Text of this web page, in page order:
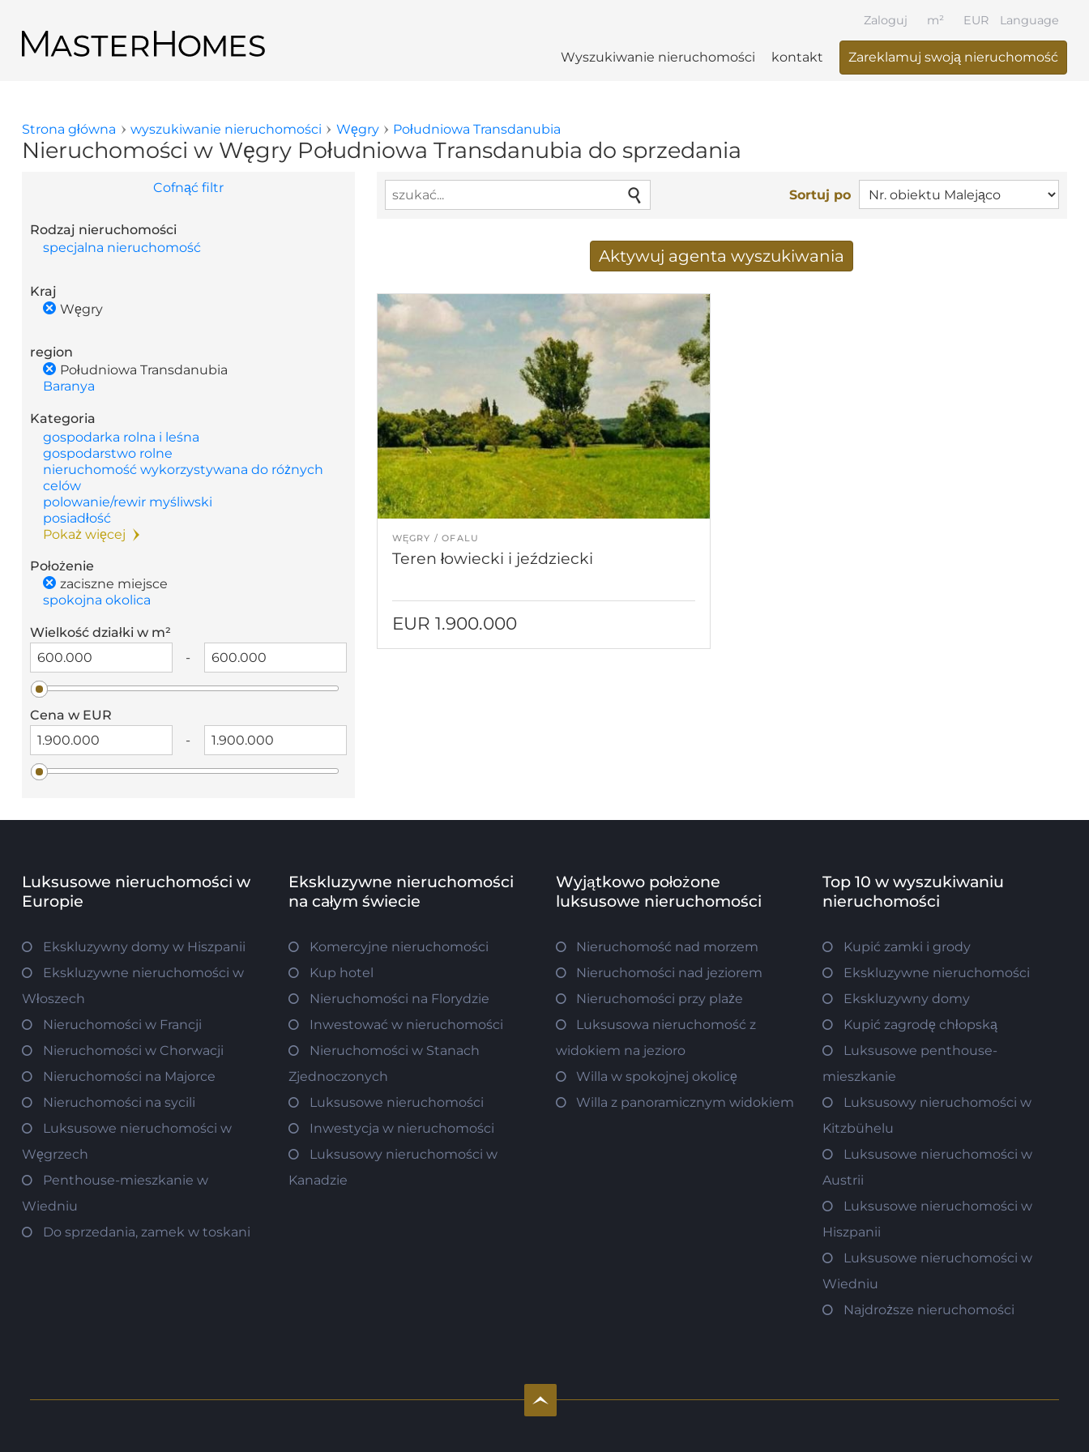
Language
Wyszukiwanie nieruchomości kontakt Zareklamuj swoją nieruchomość
Zaloguj EUR
m²
Powrót do wyników wyszukiwania
Jesteś tutaj
Strona główna wyszukiwanie nieruchomości Węgry Południowa Transdanubia
Nieruchomości w Węgry Południowa Transdanubia do sprzedania
Cofnąć filtr
Rodzaj nieruchomości
specjalna nieruchomość
Kraj
Węgry
region
Południowa Transdanubia
Baranya
Kategoria
gospodarka rolna i leśna
gospodarstwo rolne
nieruchomość wykorzystywana do różnych
celów
polowanie/rewir myśliwski
posiadłość
Pokaż więcej
Położenie
zaciszne miejsce
spokojna okolica
Wielkość działki w m²
-
Cena w EUR
-
Sortuj po
Aktywuj agenta wyszukiwania
Adres e-mail
WĘGRY OFALU
Teren łowiecki i jeździecki
EUR 1.900.000
Luksusowe nieruchomości w
Europie
Ekskluzywny domy w Hiszpanii
Ekskluzywne nieruchomości w
Włoszech
Nieruchomości w Francji
Nieruchomości w Chorwacji
Nieruchomości na Majorce
Nieruchomości na sycili
Luksusowe nieruchomości w
Węgrzech
Penthouse-mieszkanie w
Wiedniu
Do sprzedania, zamek w toskani
Ekskluzywne nieruchomości
na całym świecie
Komercyjne nieruchomości
Kup hotel
Nieruchomości na Florydzie
Inwestować w nieruchomości
Nieruchomości w Stanach
Zjednoczonych
Luksusowe nieruchomości
Inwestycja w nieruchomości
Luksusowy nieruchomości w
Kanadzie
Wyjątkowo położone
luksusowe nieruchomości
Nieruchomość nad morzem
Nieruchomości nad jeziorem
Nieruchomości przy plaże
Luksusowa nieruchomość z
widokiem na jezioro
Willa w spokojnej okolicę
Willa z panoramicznym widokiem
Top 10 w wyszukiwaniu
nieruchomości
Kupić zamki i grody
Ekskluzywne nieruchomości
Ekskluzywny domy
Kupić zagrodę chłopską
Luksusowe penthouse-
mieszkanie
Luksusowy nieruchomości w
Kitzbühelu
Luksusowe nieruchomości w
Austrii
Luksusowe nieruchomości w
Hiszpanii
Luksusowe nieruchomości w
Wiedniu
Najdroższe nieruchomości